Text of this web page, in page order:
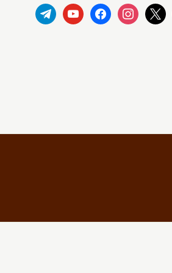
telegramyoutubefacebookinstagram
x